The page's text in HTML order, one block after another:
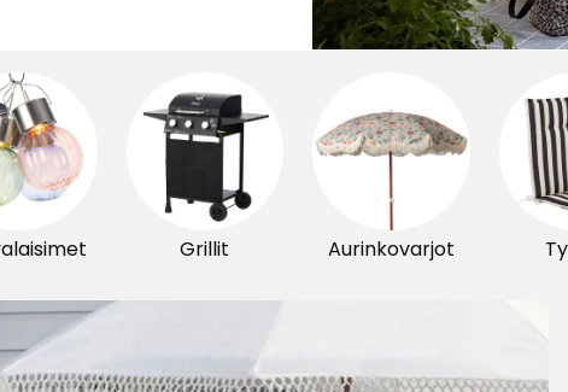
Grillit Aurinkovarjot